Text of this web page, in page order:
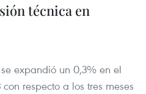
técnica en
expandió un 0,3% en el
respecto a los tres meses